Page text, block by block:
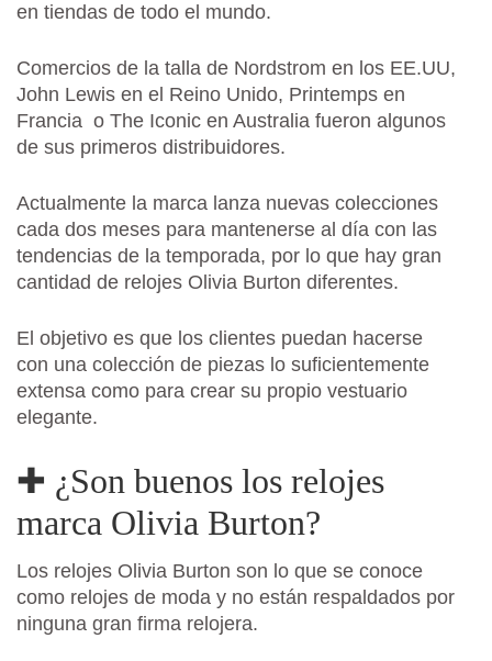
en tiendas de todo el mundo.
Comercios de la talla de Nordstrom en los EE.UU,
John Lewis en el Reino Unido, Printemps en
Francia o The Iconic en Australia fueron algunos
de sus primeros distribuidores.
Actualmente la marca lanza nuevas colecciones
cada dos meses para mantenerse al día con las
tendencias de la temporada, por lo que hay gran
cantidad de relojes Olivia Burton diferentes.
El objetivo es que los clientes puedan hacerse
con una colección de piezas lo suficientemente
extensa como para crear su propio vestuario
elegante.
✚ ¿Son buenos los relojes
marca Olivia Burton?
Los relojes Olivia Burton son lo que se conoce
como relojes de moda y no están respaldados por
ninguna gran firma relojera.